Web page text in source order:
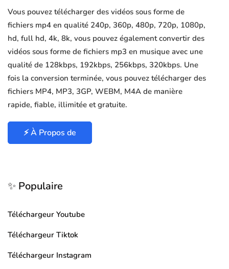
Vous pouvez télécharger des vidéos sous forme de
fichiers mp4 en qualité 240p, 360p, 480p, 720p, 1080p,
hd, full hd, 4k, 8k, vous pouvez également convertir des
vidéos sous forme de fichiers mp3 en musique avec une
qualité de 128kbps, 192kbps, 256kbps, 320kbps. Une
fois la conversion terminée, vous pouvez télécharger des
fichiers MP4, MP3, 3GP, WEBM, M4A de manière
rapide, fiable, illimitée et gratuite.
⚡ À Propos de
✨ Populaire
Téléchargeur Youtube
Téléchargeur Tiktok
Téléchargeur Instagram